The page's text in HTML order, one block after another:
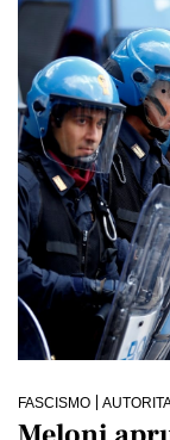
FASCISMO